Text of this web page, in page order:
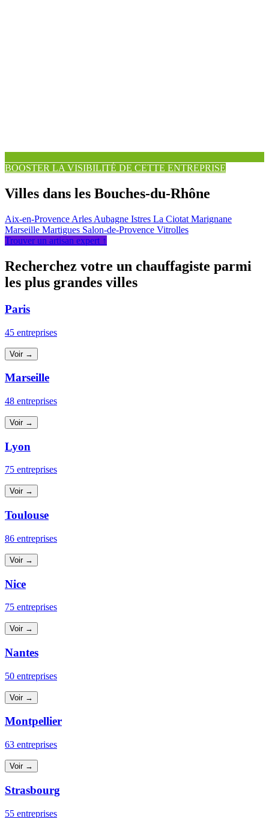
BOOSTER LA VISIBILITÉ DE CETTE ENTREPRISE
Villes dans les Bouches-du-Rhône
Aix-en-Provence Arles Aubagne Istres La Ciotat Marignane
Marseille Martigues Salon-de-Provence Vitrolles
Trouver un artisan expert ↑
Recherchez votre un chauffagiste parmi
les plus grandes villes
Paris
45 entreprises
Voir →
Marseille
48 entreprises
Voir →
Lyon
75 entreprises
Voir →
Toulouse
86 entreprises
Voir →
Nice
75 entreprises
Voir →
Nantes
50 entreprises
Voir →
Montpellier
63 entreprises
Voir →
Strasbourg
55 entreprises